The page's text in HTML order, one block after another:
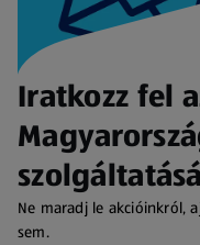
Iratkozz fel
Ne maradj le akcióinkról,
sem.